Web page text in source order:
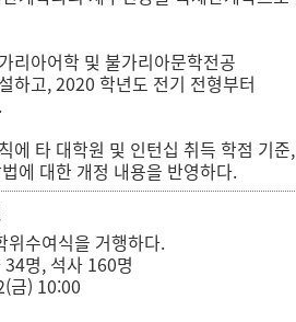
리아어학 및 불가리아문학전공
하고, 2020 학년도 전기 전형부터
에 타 대학원 및 인턴십 취득 학점 기준,
에 대한 개정 내용을 반영하다.
수여식을 거행하다.
명, 석사 160명
금) 10:00